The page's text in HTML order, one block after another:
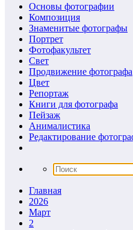
Основы фотографии
Композиция
Знаменитые фотографы
Портрет
Фотофакультет
Свет
Продвижение фотографа
Цвет
Репортаж
Книги для фотографа
Пейзаж
Анималистика
Редактирование
Главная
2026
Март
2